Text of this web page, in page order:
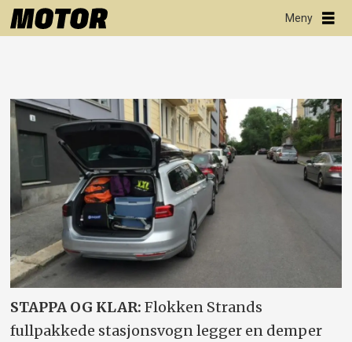
STAPPA OG KLAR: Flokken Strands
fullpakkede stasjonsvogn legger en demper